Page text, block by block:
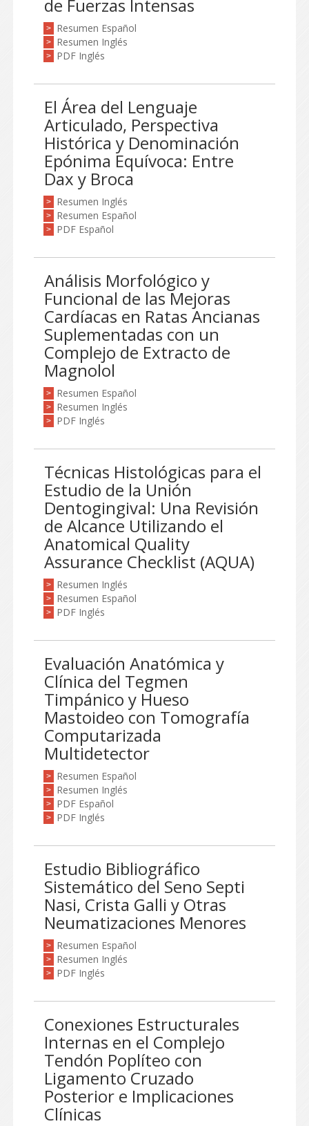
de Fuerzas Intensas
> Resumen Español
> Resumen Inglés
> PDF Inglés
El Área del Lenguaje
Articulado, Perspectiva
Histórica y Denominación
Epónima Equívoca: Entre
Dax y Broca
> Resumen Inglés
> Resumen Español
> PDF Español
Análisis Morfológico y
Funcional de las Mejoras
Cardíacas en Ratas Ancianas
Suplementadas con un
Complejo de Extracto de
Magnolol
> Resumen Español
> Resumen Inglés
> PDF Inglés
Técnicas Histológicas para el
Estudio de la Unión
Dentogingival: Una Revisión
de Alcance Utilizando el
Anatomical Quality
Assurance Checklist (AQUA)
> Resumen Inglés
> Resumen Español
> PDF Inglés
Evaluación Anatómica y
Clínica del Tegmen
Timpánico y Hueso
Mastoideo con Tomografía
Computarizada
Multidetector
> Resumen Español
> Resumen Inglés
> PDF Español
> PDF Inglés
Estudio Bibliográfico
Sistemático del Seno Septi
Nasi, Crista Galli y Otras
Neumatizaciones Menores
> Resumen Español
> Resumen Inglés
> PDF Inglés
Conexiones Estructurales
Internas en el Complejo
Tendón Poplíteo con
Ligamento Cruzado
Posterior e Implicaciones
Clínicas